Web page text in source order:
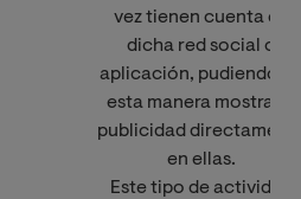
vez tienen cuenta en
dicha red social o
aplicación, pudiendo
esta manera mostrarle
publicidad
en ellas.
Este tipo de actividad